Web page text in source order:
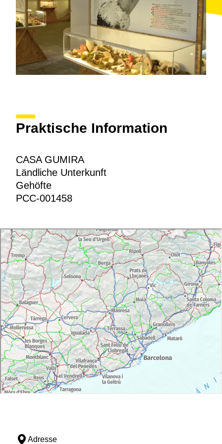
Praktische Information
CASA GUMIRA
Ländliche Unterkunft
Gehöfte
PCC-001458
Adresse